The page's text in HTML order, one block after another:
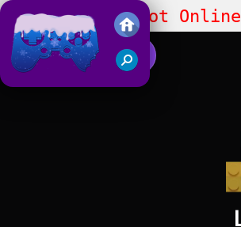
Juegos Friv 2018
Steal A Brainrot Online